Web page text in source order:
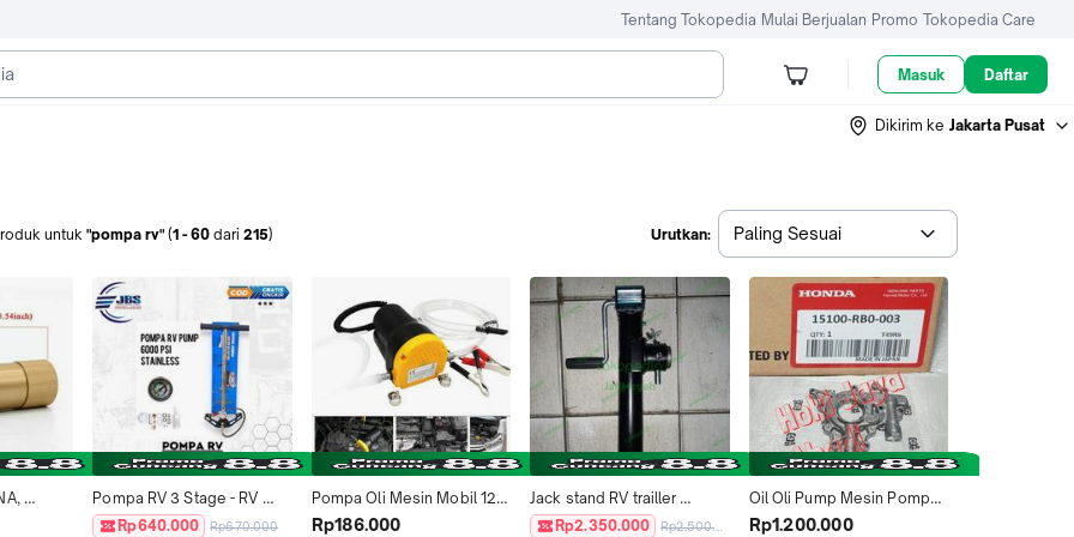
Tentang Tokopedia Mulai Berjualan Promo Tokopedia Care
Masuk Daftar
Dikirim ke Jakarta Pusat
untuk "pompa rv" (1 -60 dari 215) Urutkan: Paling Sesuai
Pompa RV 3 Stage - RV
Pump - RV 6000 Psi - RV 3
Rp640.000 Rp670.000
Pompa Oli Mesin Mobil 12V
60W Listrik Pompa
Rp186.000
Jack stand RV trailler
genset pompa caravan
Rp2.350.000
Oil Oli Pump Mesin Pompa
Oli Mesin Honda Jazz S RS
Rp1.200.000